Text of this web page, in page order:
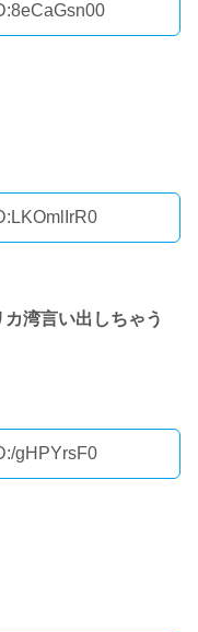
湾言い出しちゃう
gHPYrsF0